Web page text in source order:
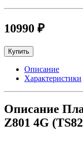
10990 ₽
Купить
Описание
Характеристики
Описание
Z801 4G